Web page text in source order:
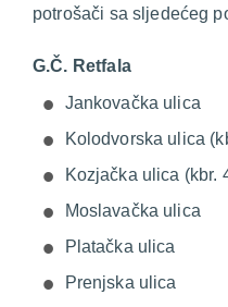
potrošači sa sljedećeg
G.Č. Retfala
Jankovačka ulica
Kolodvorska ulica
Kozjačka ulica (kbr.
Moslavačka ulica
Platačka ulica
Prenjska ulica